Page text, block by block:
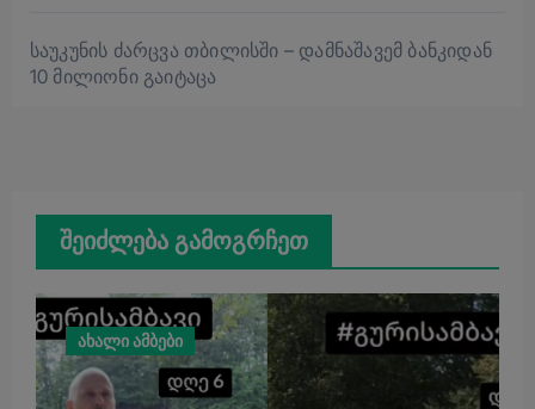
საუკუნის ძარცვა თბილისში – დამნაშავემ ბანკიდან
10 მილიონი გაიტაცა
შეიძლება გამოგრჩეთ
ახალი ამბები